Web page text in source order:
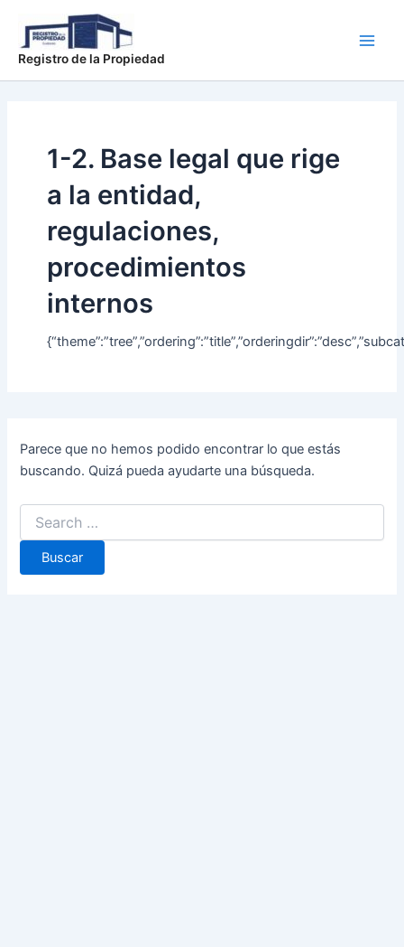
contenido
Registro de la Propiedad
1-2. Base legal que rige
a la entidad,
regulaciones,
procedimientos
internos
Parece que no hemos podido encontrar lo que estás
buscando. Quizá pueda ayudarte una búsqueda.
por: